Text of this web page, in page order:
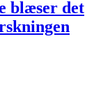
blæser det